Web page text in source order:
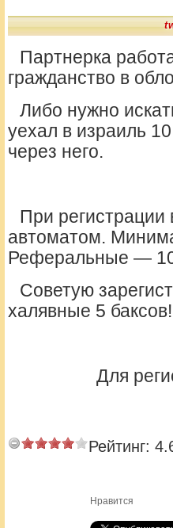
Партнерка
гражданство в
Либо нужно
уехал в израиль
через него.
При
автоматом.
Реферальные —
Советую
халявные 5 баксов!
Для
Рейтинг:
Нравится